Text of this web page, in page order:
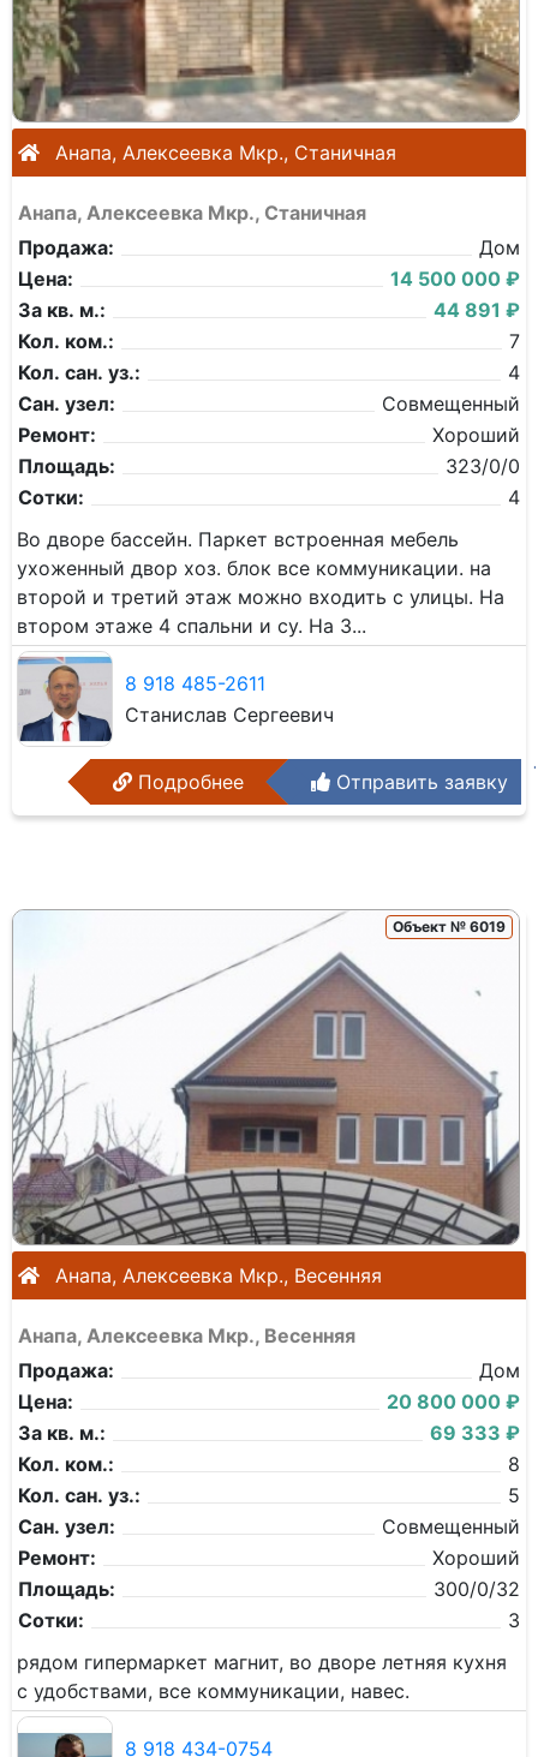
Анапа, Алексеевка Мкр., Станичная
Анапа, Алексеевка Мкр., Станичная
Продажа:
Дом
Цена:
14 500 000 ₽
За кв. м.:
44 891 ₽
Кол. ком.:
7
Кол. сан. уз.:
4
Сан. узел:
Совмещенный
Ремонт:
Хороший
Площадь:
323/0/0
Сотки:
4
Во дворе бассейн. Паркет встроенная мебель
ухоженный двор хоз. блок все коммуникации. на
второй и третий этаж можно входить с улицы. На
втором этаже 4 спальни и су. На 3...
8 918 485-2611
Станислав Сергеевич
Подробнее Отправить заявку
Объект № 6019
Анапа, Алексеевка Мкр., Весенняя
Анапа, Алексеевка Мкр., Весенняя
Продажа:
Дом
Цена:
20 800 000 ₽
За кв. м.:
69 333 ₽
Кол. ком.:
8
Кол. сан. уз.:
5
Сан. узел:
Совмещенный
Ремонт:
Хороший
Площадь:
300/0/32
Сотки:
3
рядом гипермаркет магнит, во дворе летняя кухня
с удобствами, все коммуникации, навес.
8 918 434-0754